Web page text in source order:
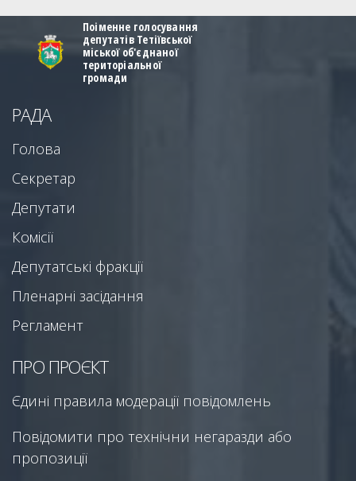
Поіменне голосування
депутатів Тетіївської
міської об'єднаної
територіальної
громади
РАДА
Голова
Секретар
Депутати
Комісії
Депутатські фракції
Пленарні засідання
Регламент
ПРО ПРОЄКТ
Єдині правила модерації повідомлень
Повідомити про технічни негаразди або
пропозиції